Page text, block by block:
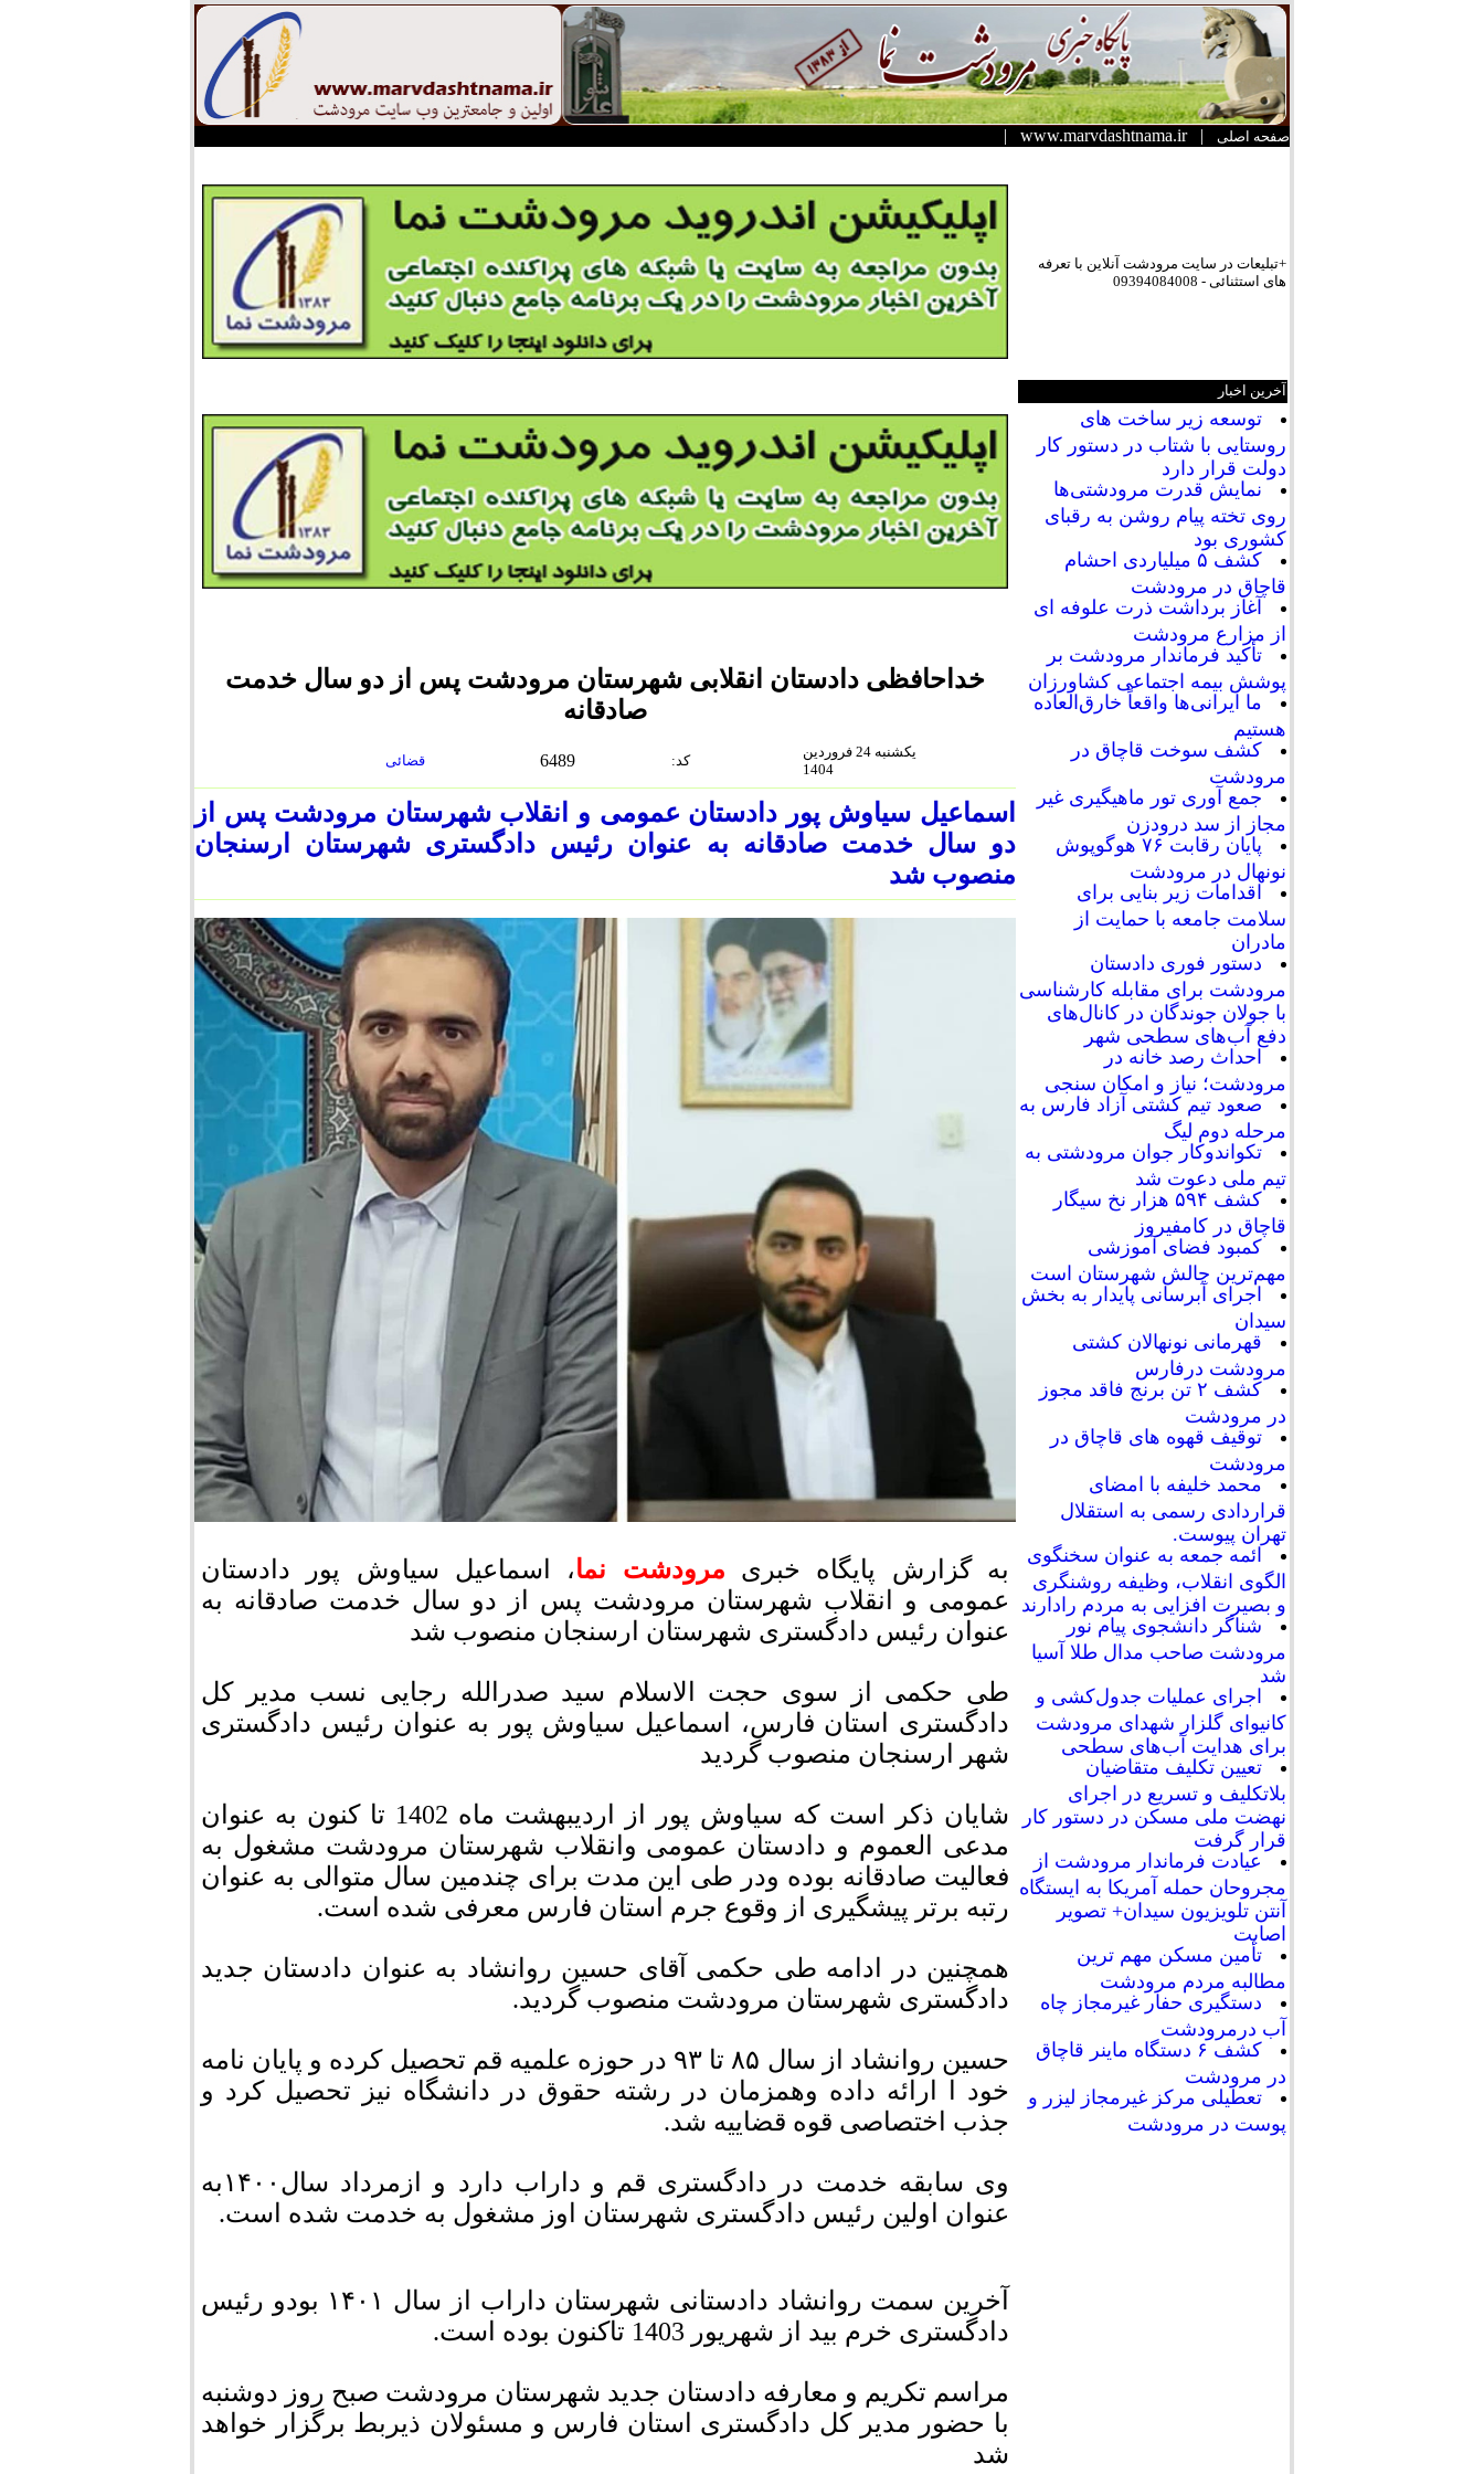
صفحه اصلی |
www.marvdashtnama.ir
|
+تبلیعات در سایت مرودشت آنلاین با تعرفه
های استثنائی - 09394084008
آخرین اخبار
توسعه زیر ساخت های
روستایی با شتاب در دستور کار
دولت قرار دارد
نمایش قدرت مرودشتی‌ها
روی تخته پیام روشن به رقبای
کشوری بود
کشف ۵ میلیاردی احشام
قاچاق در مرودشت
آغاز برداشت ذرت علوفه ای
از مزارع مرودشت
تأکید فرماندار مرودشت بر
پوشش بیمه اجتماعی کشاورزان
ما ایرانی‌ها واقعاً خارق‌العاده
هستیم
کشف سوخت قاچاق در
مرودشت
جمع آوری تور ماهیگیری غیر
مجاز از سد درودزن
پایان رقابت‌ ۷۶ هوگوپوش
نونهال در مرودشت
اقدامات زیر بنایی برای
سلامت جامعه با حمایت از
مادران
دستور فوری دادستان
مرودشت برای مقابله کارشناسی
با جولان جوندگان در کانال‌های
دفع آب‌های سطحی شهر
احداث رصد خانه در
مرودشت؛ نیاز و امکان سنجی
صعود تیم کشتی آزاد فارس به
مرحله دوم لیگ
تکواندوکار جوان مرودشتی به
تیم ملی دعوت شد
کشف ۵۹۴ هزار نخ سیگار
قاچاق در کامفیروز
کمبود فضای آموزشی
مهم‌ترین چالش شهرستان است
اجرای آبرسانی پایدار به بخش
سیدان
قهرمانی نونهالان کشتی
مرودشت درفارس
کشف ۲ تن برنج فاقد مجوز
در مرودشت
توقیف قهوه های قاچاق در
مرودشت
محمد خلیفه با امضای
قراردادی رسمی به استقلال
تهران پیوست.
ائمه جمعه به عنوان سخنگوی
الگوی انقلاب، وظیفه روشنگری
و بصیرت افزایی به مردم رادارند
شناگر دانشجوی پیام نور
مرودشت صاحب مدال طلا آسیا
شد
اجرای عملیات جدول‌کشی و
کانیوای گلزار شهدای مرودشت
برای هدایت آب‌های سطحی
تعیین تکلیف متقاضیان
بلاتکلیف و تسریع در اجرای
نهضت ملی مسکن در دستور کار
قرار گرفت
عیادت فرماندار مرودشت از
مجروحان حمله آمریکا به ایستگاه
آنتن تلویزیون سیدان+ تصویر
اصابت
تأمین مسکن مهم ترین
مطالبه مردم مرودشت
دستگیری حفار غیرمجاز چاه
آب درمرودشت
کشف ۶ دستگاه ماینر قاچاق
در مرودشت
تعطیلی مرکز غیرمجاز لیزر و
پوست در مرودشت
خداحافظی دادستان انقلابی شهرستان مرودشت پس از دو سال خدمت
صادقانه
قضائی 6489 :كد
یکشنبه 24 فروردین
1404
اسماعیل سیاوش پور دادستان عمومی و انقلاب شهرستان مرودشت پس از
دو سال خدمت صادقانه به عنوان رئیس دادگستری شهرستان ارسنجان
منصوب شد
به گزارش پایگاه خبری مرودشت نما، اسماعیل سیاوش پور دادستان
عمومی و انقلاب شهرستان مرودشت پس از دو سال خدمت صادقانه به
عنوان رئیس دادگستری شهرستان ارسنجان منصوب شد
طی حکمی از سوی حجت الاسلام سید صدرالله رجایی نسب مدیر کل
دادگستری استان فارس، اسماعیل سیاوش پور به عنوان رئیس دادگستری
شهر ارسنجان منصوب گردید
شایان ذکر است که سیاوش پور از اردیبهشت ماه 1402 تا کنون به عنوان
مدعی العموم و دادستان عمومی وانقلاب شهرستان مرودشت مشغول به
فعالیت صادقانه بوده ودر طی این مدت برای چندمین سال متوالی به عنوان
رتبه برتر پیشگیری از وقوع جرم استان فارس معرفی شده است.
همچنین در ادامه طی حکمی آقای حسین روانشاد به عنوان دادستان جدید
دادگستری شهرستان مرودشت منصوب گردید.
حسین روانشاد از سال ۸۵ تا ۹۳ در حوزه علمیه قم تحصیل کرده و پایان نامه
خود ا ارائه داده وهمزمان در رشته حقوق در دانشگاه نیز تحصیل کرد و
جذب اختصاصی قوه قضاییه شد.
وی سابقه خدمت در دادگستری قم و داراب دارد و ازمرداد سال۱۴۰۰به
عنوان اولین رئیس دادگستری شهرستان اوز مشغول به خدمت شده است.
آخرین سمت روانشاد دادستانی شهرستان داراب از سال ۱۴۰۱ بودو رئیس
دادگستری خرم بید از شهریور 1403 تاکنون بوده است.
مراسم تکریم و معارفه دادستان جدید شهرستان مرودشت صبح روز دوشنبه
با حضور مدیر کل دادگستری استان فارس و مسئولان ذیربط برگزار خواهد
شد